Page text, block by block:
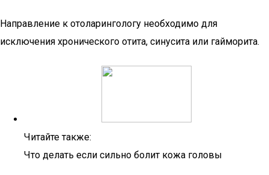
Направление к отоларингологу необходимо для
исключения хронического отита, синусита или гайморита.
Читайте также:
Что делать если сильно болит кожа головы